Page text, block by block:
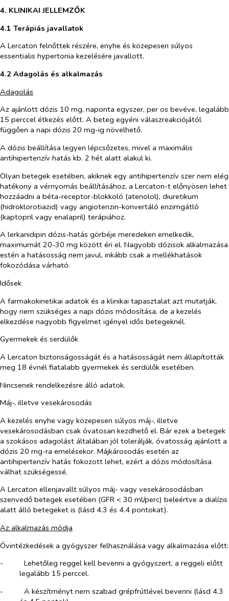
4. KLINIKAI JELLEMZŐK
4.1 Terápiás javallatok
A Lercaton felnőttek részére, enyhe és közepesen súlyos
essentialis hypertonia kezelésére javallott.
4.2 Adagolás és alkalmazás
Adagolás
Az ajánlott dózis 10 mg, naponta egyszer, per os bevéve, legalább
15 perccel étkezés előtt. A beteg egyéni válaszreakciójától
függően a napi dózis 20 mg-ig növelhető.
A dózis beállítása legyen lépcsőzetes, mivel a maximális
antihipertenzív hatás kb. 2 hét alatt alakul ki.
Olyan betegek esetében, akiknek egy antihipertenzív szer nem elég
hatékony a vérnyomás beállításához, a Lercaton-t előnyösen lehet
hozzáadni a béta-receptor-blokkoló (atenolol), diuretikum
(hidroklorotiazid) vagy angiotenzin-konvertáló enzimgátló
(kaptopril vagy enalapril) terápiához.
A lerkanidipin dózis-hatás görbéje meredeken emelkedik,
maximumát 20-30 mg között éri el. Nagyobb dózisok alkalmazása
estén a hatásosság nem javul, inkább csak a mellékhatások
fokozódása várható.
Idősek
A farmakokinetikai adatok és a klinikai tapasztalat azt mutatják,
hogy nem szükséges a napi dózis módosítása, de a kezelés
elkezdése nagyobb figyelmet igényel idős betegeknél.
Gyermekek és serdülők
A Lercaton biztonságosságát és a hatásosságát nem állapították
meg 18 évnél fiatalabb gyermekek és serdülők esetében.
Nincsenek rendelkezésre álló adatok.
Máj-, illetve vesekárosodás
A kezelés enyhe vagy közepesen súlyos máj-, illetve
vesekárosodásban csak óvatosan kezdhető el. Bár ezek a betegek
a szokásos adagolást általában jól tolerálják, óvatosság ajánlott a
dózis 20 mg-ra emelésekor. Májkárosodás esetén az
antihipertenzív hatás fokozott lehet, ezért a dózis módosítása
válhat szükségessé.
A Lercaton ellenjavallt súlyos máj- vagy vesekárosodásban
szenvedő betegek esetében (GFR < 30 ml/perc) beleértve a dialízis
alatt álló betegeket is (lásd 4.3 és 4.4 pontokat).
Az alkalmazás módja
Óvintézkedések a gyógyszer felhasználása vagy alkalmazása előtt:
-​
Lehetőleg reggel kell bevenni a gyógyszert, a reggeli előtt
legalább 15 perccel.
-​
A készítményt nem szabad grépfrútlével bevenni (lásd 4.3